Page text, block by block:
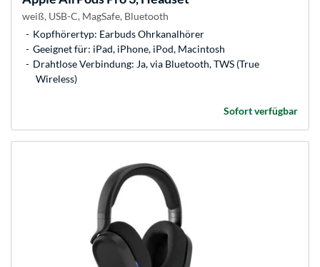
weiß, USB-C, MagSafe, Bluetooth
Kopfhörertyp: Earbuds Ohrkanalhörer
Geeignet für: iPad, iPhone, iPod, Macintosh
Drahtlose Verbindung: Ja, via Bluetooth, TWS (True
Wireless)
Sofort verfügbar